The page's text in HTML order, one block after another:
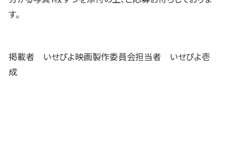
す。
掲載者 いせぴよ映画製作委員会担当者 いせぴよ壱
成